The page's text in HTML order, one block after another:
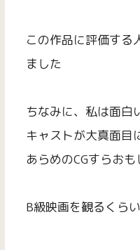
この作品に評価する
ました
ちなみに、私は面白
キャストが大真面目
あらめのCGすらお
B級映画を観るくら